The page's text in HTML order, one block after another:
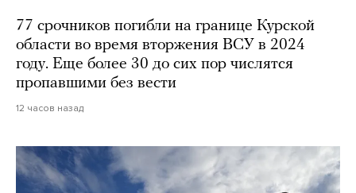
77 срочников погибли на границе Курской
области во время вторжения ВСУ в 2024
году. Еще более 30 до сих пор числятся
пропавшими без вести
12 часов назад